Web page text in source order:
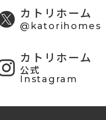
カトリホーム
@katorihomes
カトリホーム
公式
Instagram